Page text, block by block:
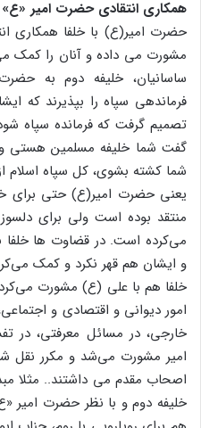
همکاری انتقادی حضرت امیر «ع»
حضرت امیر(ع) با خلفا همکاری
مشورت می داده و آنان را کمک
ساسانیان، خلیفه دوم به
فرماندهی سپاه را بپذیرند که
تصمیم گرفت که فرمانده سپاه
گفت شما خلیفه مسلمین هستی و
شما کشته بشوی، کل سپاه اسلام
یعنی حضرت امیر(ع) حتی برای
منتقد بوده است ولی برای
می‌کرده است. در قضاوت ها
و ایشان هم قهر نکرد و کمک
خلفا هم با علی (ع) مشورت
امور دیوانی و اقتصادی و
خارجی، در مسائل معرفتی، در
امیر مشورت می‌شد و مکرر نقل
اصحاب مقدم می داشتند.. مثلا
خلیفه دوم و با نظر حضرت امیر